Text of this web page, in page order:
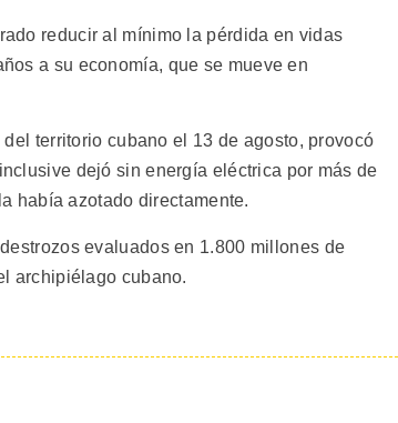
reducir al mínimo la pérdida en vidas
a su economía, que se mueve en
territorio cubano el 13 de agosto, provocó
dejó sin energía eléctrica por más de
había azotado directamente.
evaluados en 1.800 millones de
archipiélago cubano.